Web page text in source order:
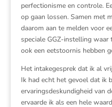
perfectionisme en controle.
op gaan lossen. Samen met
daarom aan te melden voor
speciale GGZ-instelling
ook een eetstoornis hebben
Het intakegesprek dat ik al
Ik had echt het gevoel dat ik
ervaringsdeskundigheid van
ervaarde ik als een hele